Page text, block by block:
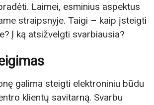
Laimei, esminius aspektus
straipsnyje. Taigi – kaip įsteigti
Į ką atsižvelgti svarbiausia?
galima steigti elektroniniu būdu
klientų savitarną. Svarbu